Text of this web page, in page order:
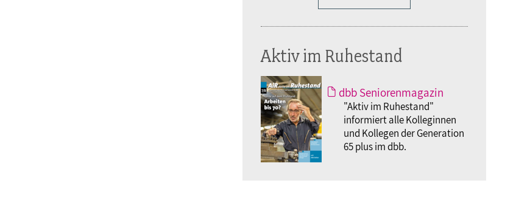
Aktiv im Ruhestand
dbb Seniorenmagazin
"Aktiv im Ruhestand"
informiert alle Kolleginnen
und Kollegen der Generation
65 plus im dbb.